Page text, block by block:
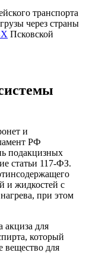
транспорта
через страны
Псковской
и
РФ
подакцизных
статьи 117-ФЗ.
и жидкостей с
при этом
акциза для
который
вещество для